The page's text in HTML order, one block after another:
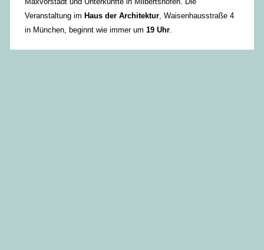
Veranstaltung im Haus der Architektur , Waisenhausstraße 4
in München, beginnt wie immer um 19 Uhr